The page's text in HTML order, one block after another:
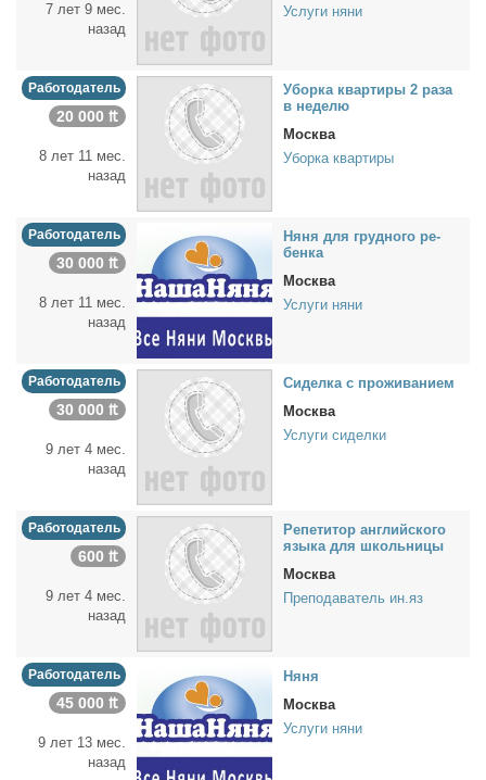
7 лет 9 мес.
назад
Услуги няни
Работодатель
20 000 ₶
8 лет 11 мес.
назад
Убор­ка квар­ти­ры 2 ра­за
в неде­лю
Москва
Уборка квартиры
Работодатель
30 000 ₶
8 лет 11 мес.
назад
Ня­ня для груд­но­го ре­
бен­ка
Москва
Услуги няни
Работодатель
30 000 ₶
9 лет 4 мес.
назад
Си­дел­ка с про­жи­ва­ни­ем
Москва
Услуги сиделки
Работодатель
600 ₶
9 лет 4 мес.
назад
Ре­пе­ти­тор ан­глий­ско­го
язы­ка для школь­ни­цы
Москва
Преподаватель ин.яз
Работодатель
45 000 ₶
9 лет 13 мес.
назад
Ня­ня
Москва
Услуги няни